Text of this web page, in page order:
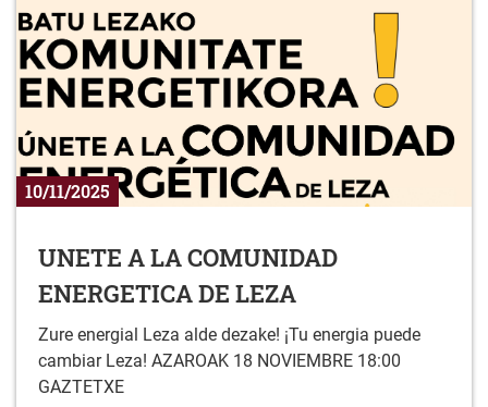
10/11/2025
UNETE A LA COMUNIDAD
ENERGETICA DE LEZA
Zure energial Leza alde dezake! ¡Tu energia puede
cambiar Leza! AZAROAK 18 NOVIEMBRE 18:00
GAZTETXE